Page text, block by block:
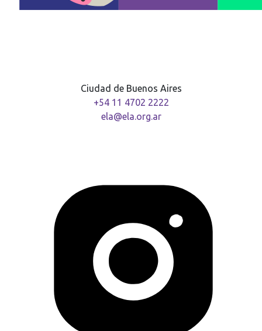
Ciudad de Buenos Aires
+54 11 4702 2222
ela@ela.org.ar